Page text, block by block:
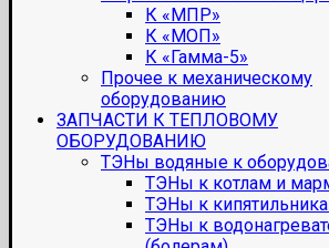
К «МПР»
К «МОП»
К «Гамма-5»
Прочее к механическому
оборудованию
ЗАПЧАСТИ К ТЕПЛОВОМУ
ОБОРУДОВАНИЮ
ТЭНы водяные к
ТЭНы к котлам и
ТЭНы к
ТЭНы к